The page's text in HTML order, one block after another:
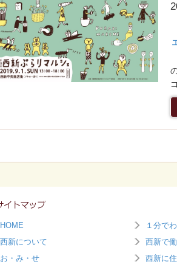
HOME
西新について
お・み・せ
１分で
西新で
西新に